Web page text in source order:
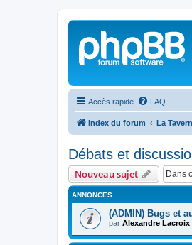
Accès rapide FAQ
Index du forum La
Débats et
Nouveau sujet
ANNONCES
(ADMIN) Bugs et
par Alexandre Lacroix